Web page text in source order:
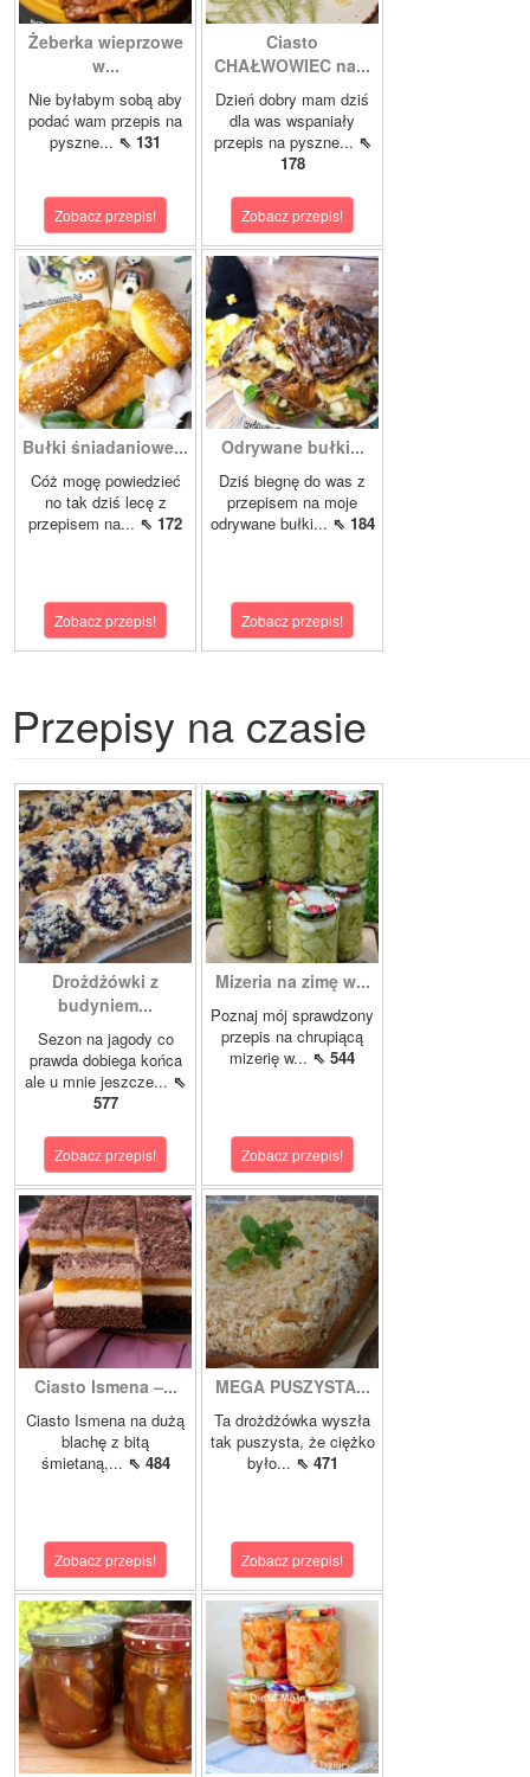
Żeberka wieprzowe
w...
Nie byłabym sobą aby
podać wam przepis na
pyszne... ⇖ 131
Zobacz przepis!
Ciasto
CHAŁWOWIEC na...
Dzień dobry mam dziś
dla was wspaniały
przepis na pyszne... ⇖
178
Zobacz przepis!
Bułki śniadaniowe...
Cóż mogę powiedzieć
no tak dziś lecę z
przepisem na... ⇖ 172
Zobacz przepis!
Odrywane bułki...
Dziś biegnę do was z
przepisem na moje
odrywane bułki... ⇖ 184
Zobacz przepis!
Przepisy na czasie
Drożdżówki z
budyniem...
Sezon na jagody co
prawda dobiega końca
ale u mnie jeszcze... ⇖
577
Zobacz przepis!
Mizeria na zimę w...
Poznaj mój sprawdzony
przepis na chrupiącą
mizerię w... ⇖ 544
Zobacz przepis!
Ciasto Ismena –...
Ciasto Ismena na dużą
blachę z bitą
śmietaną,... ⇖ 484
Zobacz przepis!
MEGA PUSZYSTA...
Ta drożdżówka wyszła
tak puszysta, że ciężko
było... ⇖ 471
Zobacz przepis!